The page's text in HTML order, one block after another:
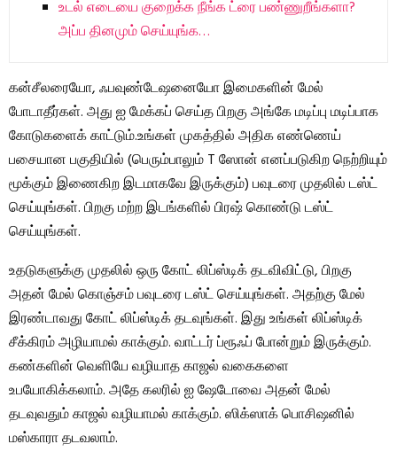
உடல் எடையை குறைக்க நீங்க ட்ரை பண்ணுறீங்களா?
அப்ப தினமும் செய்யுங்க…
கன்சீலரையோ, ஃபவுண்டேஷனையோ இமைகளின் மேல்
போடாதீர்கள். அது ஐ மேக்கப் செய்த பிறகு அங்கே மடிப்பு மடிப்பாக
கோடுகளைக் காட்டும்.உங்கள் முகத்தில் அதிக எண்ணெய்
பசையான பகுதியில் (பெரும்பாலும் T ஸோன் எனப்படுகிற நெற்றியும்
மூக்கும் இணைகிற இடமாகவே இருக்கும்) பவுடரை முதலில் டஸ்ட்
செய்யுங்கள். பிறகு மற்ற இடங்களில் பிரஷ் கொண்டு டஸ்ட்
செய்யுங்கள்.
உதடுகளுக்கு முதலில் ஒரு கோட் லிப்ஸ்டிக் தடவிவிட்டு, பிறகு
அதன் மேல் கொஞ்சம் பவுடரை டஸ்ட் செய்யுங்கள். அதற்கு மேல்
இரண்டாவது கோட் லிப்ஸ்டிக் தடவுங்கள். இது உங்கள் லிப்ஸ்டிக்
சீக்கிரம் அழியாமல் காக்கும். வாட்டர் ப்ரூஃப் போன்றும் இருக்கும்.
கண்களின் வெளியே வழியாத காஜல் வகைகளை
உபயோகிக்கலாம். அதே கலரில் ஐ ஷேடோவை அதன் மேல்
தடவுவதும் காஜல் வழியாமல் காக்கும். ஸிக்ஸாக் பொசிஷனில்
மஸ்காரா தடவலாம்.